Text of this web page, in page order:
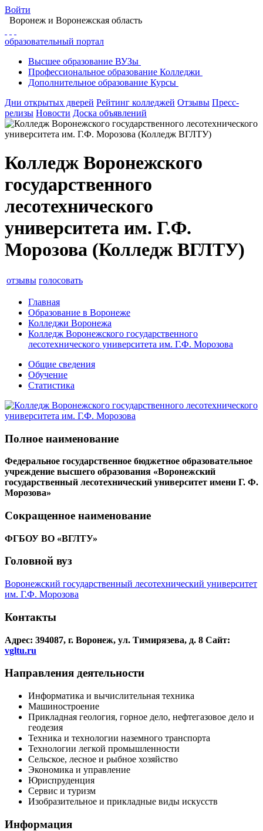
Войти
Воронеж и Воронежская область
образовательный портал
Высшее образование ВУЗы
Профессиональное образование Колледжи
Дополнительное образование Курсы
Дни открытых дверей Рейтинг колледжей Отзывы Пресс-
релизы Новости Доска объявлений
Колледж Воронежского
государственного
лесотехнического
университета им. Г.Ф.
Морозова (Колледж ВГЛТУ)
отзывы голосовать
Главная
Образование в Воронеже
Колледжи Воронежа
Колледж Воронежского государственного
лесотехнического университета им. Г.Ф. Морозова
Общие сведения
Обучение
Статистика
Полное наименование
Федеральное государственное бюджетное образовательное
учреждение высшего образования «Воронежский
государственный лесотехнический университет имени Г. Ф.
Морозова»
Сокращенное наименование
ФГБОУ ВО «ВГЛТУ»
Головной вуз
Воронежский государственный лесотехнический университет
им. Г.Ф. Морозова
Контакты
Адрес: 394087, г. Воронеж, ул. Тимирязева, д. 8 Сайт:
vgltu.ru
Направления деятельности
Информатика и вычислительная техника
Машиностроение
Прикладная геология, горное дело, нефтегазовое дело и
геодезия
Техника и технологии наземного транспорта
Технологии легкой промышленности
Сельское, лесное и рыбное хозяйство
Экономика и управление
Юриспруденция
Сервис и туризм
Изобразительное и прикладные виды искусств
Информация